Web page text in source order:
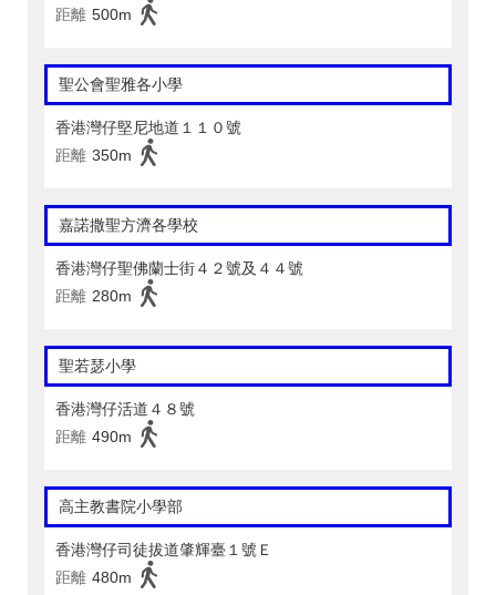
距離 500m
聖公會聖雅各小學
香港灣仔堅尼地道１１０號
距離 350m
嘉諾撒聖方濟各學校
香港灣仔聖佛蘭士街４２號及４４號
距離 280m
聖若瑟小學
香港灣仔活道４８號
距離 490m
高主教書院小學部
香港灣仔司徒拔道肇輝臺１號Ｅ
距離 480m